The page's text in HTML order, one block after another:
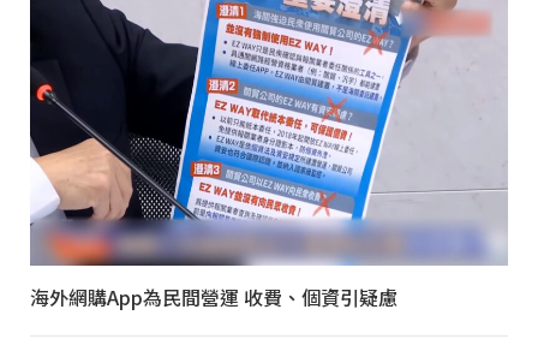
海外網購App為民間營運 收費、個資引疑慮